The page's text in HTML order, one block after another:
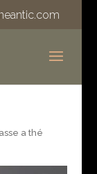
a thé